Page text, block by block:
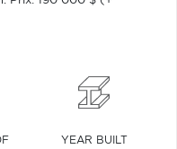
YEAR BUILT